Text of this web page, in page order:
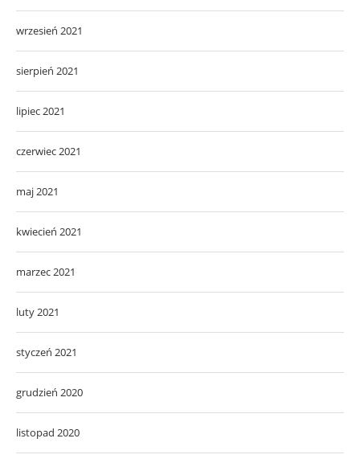
wrzesień 2021
sierpień 2021
lipiec 2021
czerwiec 2021
maj 2021
kwiecień 2021
marzec 2021
luty 2021
styczeń 2021
grudzień 2020
listopad 2020